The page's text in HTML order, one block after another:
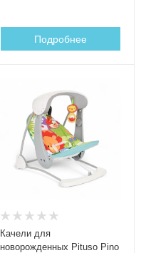
Подробнее
Качели для
новорожденных Pituso Pino